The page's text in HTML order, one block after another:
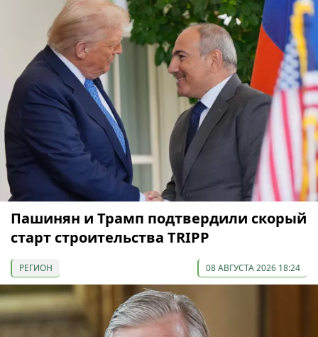
Пашинян и Трамп подтвердили скорый
старт строительства TRIPP
РЕГИОН 08 АВГУСТА 2026 18:24